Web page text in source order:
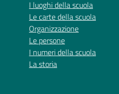
I luoghi della scuola
Le carte della scuola
Organizzazione
Le persone
I numeri della scuola
La storia